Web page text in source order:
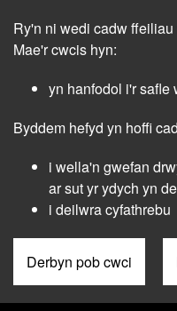
main
Ry'n ni wedi cadw
Mae'r cwcis hyn:
yn hanfodol i'r safle
Byddem hefyd yn hoffi
i wella'n gwefan
ar sut yr ydych yn
i deilwra cyfathrebu
Derbyn pob cwci